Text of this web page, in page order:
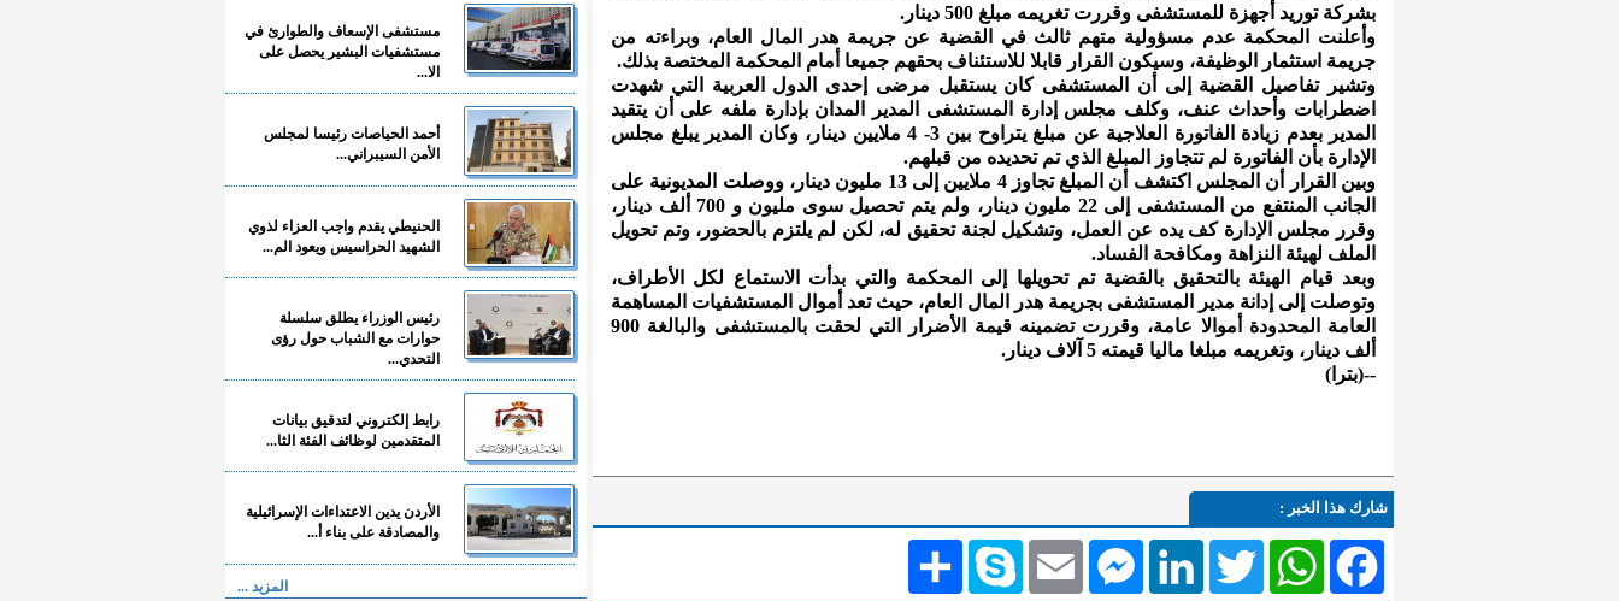
بشركة توريد أجهزة للمستشفى وقررت تغريمه مبلغ 500 دينار.
وأعلنت المحكمة عدم مسؤولية متهم ثالث في القضية عن جريمة هدر المال العام، وبراءته من
جريمة استثمار الوظيفة، وسيكون القرار قابلا للاستئناف بحقهم جميعا أمام المحكمة المختصة بذلك.
وتشير تفاصيل القضية إلى أن المستشفى كان يستقبل مرضى إحدى الدول العربية التي شهدت
اضطرابات وأحداث عنف، وكلف مجلس إدارة المستشفى المدير المدان بإدارة ملفه على أن يتقيد
المدير بعدم زيادة الفاتورة العلاجية عن مبلغ يتراوح بين 3- 4 ملايين دينار، وكان المدير يبلغ مجلس
الإدارة بأن الفاتورة لم تتجاوز المبلغ الذي تم تحديده من قبلهم.
وبين القرار أن المجلس اكتشف أن المبلغ تجاوز 4 ملايين إلى 13 مليون دينار، ووصلت المديونية على
الجانب المنتفع من المستشفى إلى 22 مليون دينار، ولم يتم تحصيل سوى مليون و 700 ألف دينار،
وقرر مجلس الإدارة كف يده عن العمل، وتشكيل لجنة تحقيق له، لكن لم يلتزم بالحضور، وتم تحويل
الملف لهيئة النزاهة ومكافحة الفساد.
وبعد قيام الهيئة بالتحقيق بالقضية تم تحويلها إلى المحكمة والتي بدأت الاستماع لكل الأطراف،
وتوصلت إلى إدانة مدير المستشفى بجريمة هدر المال العام، حيث تعد أموال المستشفيات المساهمة
العامة المحدودة أموالا عامة، وقررت تضمينه قيمة الأضرار التي لحقت بالمستشفى والبالغة 900
ألف دينار، وتغريمه مبلغا ماليا قيمته 5 آلاف دينار.
--(بترا)
شارك هذا الخبر :
انشر Skype EmailMessengerLinkedIn TwitterWhatsAppFacebook
مستشفى الإسعاف والطوارئ في
مستشفيات البشير يحصل على
الا...
أحمد الحياصات رئيسا لمجلس
الأمن السيبراني...
الحنيطي يقدم واجب العزاء لذوي
الشهيد الحراسيس ويعود الم...
رئيس الوزراء يطلق سلسلة
حوارات مع الشباب حول رؤى
التحدي...
رابط إلكتروني لتدقيق بيانات
المتقدمين لوظائف الفئة الثا...
الأردن يدين الاعتداءات الإسرائيلية
والمصادقة على بناء أ...
المزيد ...